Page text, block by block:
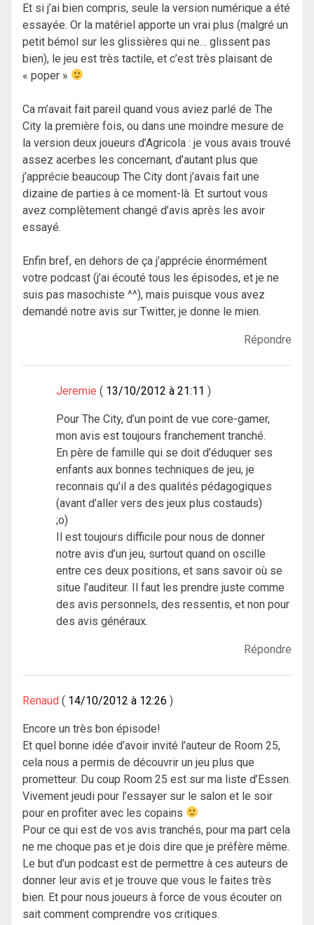
Et si j’ai bien compris, seule la version numérique a été
essayée. Or la matériel apporte un vrai plus (malgré un
petit bémol sur les glissières qui ne… glissent pas
bien), le jeu est très tactile, et c’est très plaisant de
« poper »
Ca m’avait fait pareil quand vous aviez parlé de The
City la première fois, ou dans une moindre mesure de
la version deux joueurs d’Agricola : je vous avais trouvé
assez acerbes les concernant, d’autant plus que
j’apprécie beaucoup The City dont j’avais fait une
dizaine de parties à ce moment-là. Et surtout vous
avez complètement changé d’avis après les avoir
essayé.
Enfin bref, en dehors de ça j’apprécie énormément
votre podcast (j’ai écouté tous les épisodes, et je ne
suis pas masochiste ^^), mais puisque vous avez
demandé notre avis sur Twitter, je donne le mien.
Répondre
Jeremie 13/10/2012 à 21:11
Pour The City, d’un point de vue core-gamer,
mon avis est toujours franchement tranché.
En père de famille qui se doit d’éduquer ses
enfants aux bonnes techniques de jeu, je
reconnais qu’il a des qualités pédagogiques
(avant d’aller vers des jeux plus costauds)
;o)
Il est toujours difficile pour nous de donner
notre avis d’un jeu, surtout quand on oscille
entre ces deux positions, et sans savoir où se
situe l’auditeur. Il faut les prendre juste comme
des avis personnels, des ressentis, et non pour
des avis généraux.
Répondre
Renaud 14/10/2012 à 12:26
Encore un très bon épisode!
Et quel bonne idée d’avoir invité l’auteur de Room 25,
cela nous a permis de découvrir un jeu plus que
prometteur. Du coup Room 25 est sur ma liste d’Essen.
Vivement jeudi pour l’essayer sur le salon et le soir
pour en profiter avec les copains
Pour ce qui est de vos avis tranchés, pour ma part cela
ne me choque pas et je dois dire que je préfère même.
Le but d’un podcast est de permettre à ces auteurs de
donner leur avis et je trouve que vous le faites très
bien. Et pour nous joueurs à force de vous écouter on
sait comment comprendre vos critiques.